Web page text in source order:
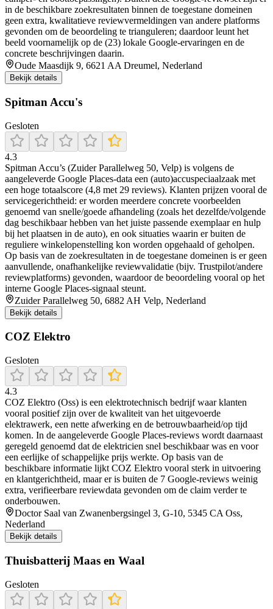
in de beschikbare zoekresultaten binnen de toegestane domeinen
geen extra, kwalitatieve reviewvermeldingen van andere platforms
gevonden om de beoordeling te trianguleren; daardoor leunt het
beeld voornamelijk op de (23) lokale Google-ervaringen en de
concrete beschrijvingen daarin.
Oude Maasdijk 9, 6621 AA Dreumel, Nederland
Bekijk details
Spitman Accu's
Gesloten
4.3
Spitman Accu’s (Zuider Parallelweg 50, Velp) is volgens de
aangeleverde Google Places-data een (auto)accuspeciaalzaak met
een hoge totaalscore (4,8 met 29 reviews). Klanten prijzen vooral de
servicegerichtheid: er worden meerdere concrete voorbeelden
genoemd van snelle/goede afhandeling (zoals het dezelfde/volgende
dag beschikbaar hebben van het juiste passende exemplaar en hulp
bij het plaatsen in de auto), en ook situaties waarin er buiten de
reguliere winkelopenstelling kon worden opgehaald of geholpen.
Op basis van de zoekresultaten in de toegestane domeinen is er geen
aanvullende, onafhankelijke reviewvalidatie (bijv. Trustpilot/andere
reviewplatforms) gevonden, waardoor de beoordeling vooral op het
interne Google Places-signaal steunt.
Zuider Parallelweg 50, 6882 AH Velp, Nederland
Bekijk details
COZ Elektro
Gesloten
4.3
COZ Elektro (Oss) is een elektrotechnisch bedrijf waar klanten
vooral positief zijn over de kwaliteit van het uitgevoerde
elektrawerk, een nette afwerking en de betrouwbaarheid/op tijd
komen. In de aangeleverde Google Places-reviews wordt daarnaast
geregeld genoemd dat de elektricien snel beschikbaar was en voor
een eerlijke of schappelijke prijs werkte. Op basis van de
beschikbare informatie lijkt COZ Elektro vooral sterk in uitvoering
en klantgerichtheid, maar er is buiten de 7 Google-reviews weinig
extra, verifieerbare reviewdata gevonden om de claim verder te
onderbouwen.
Doctor Saal van Zwanenbergsingel 3, G-10, 5345 CA Oss,
Nederland
Bekijk details
Thuisbatterij Maas en Waal
Gesloten